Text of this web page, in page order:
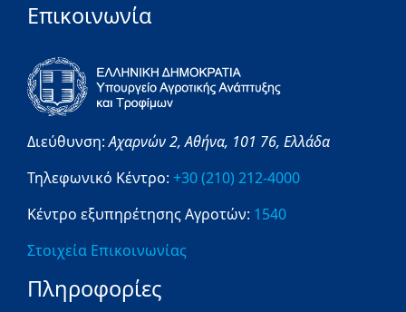
Επικοινωνία
Διεύθυνση:Αχαρνών 2,Αθήνα, 101 76, Ελλάδα
Τηλεφωνικό Κέντρο: +30 (210) 212-4000
Κέντρο εξυπηρέτησης Αγροτών: 1540
Στοιχεία Επικοινωνίας
Πληροφορίες